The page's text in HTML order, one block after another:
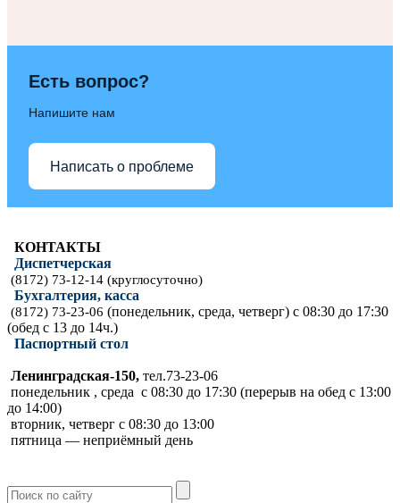
Есть вопрос?
Напишите нам
Написать о проблеме
КОНТАКТЫ
Диспетчерская
(8172) 73-12-14 (круглосуточно)
Бухгалтерия, касса
(8172) 73-23-06 (понедельник, среда, четверг) с 08:30 до 17:30
(обед с 13 до 14ч.)
Паспортный стол
Ленинградская-150, тел.73-23-06
понедельник , среда с 08:30 до 17:30 (перерыв на обед с 13:00
до 14:00)
вторник, четверг с 08:30 до 13:00
пятница — неприёмный день